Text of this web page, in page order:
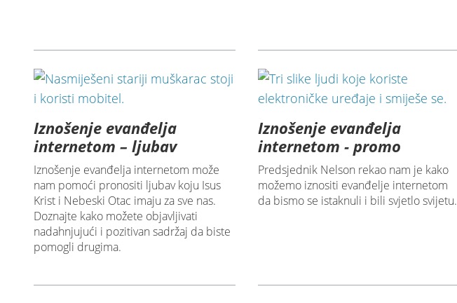
Iznošenje evanđelja
internetom – ljubav
Iznošenje evanđelja internetom može
nam pomoći pronositi ljubav koju Isus
Krist i Nebeski Otac imaju za sve nas.
Doznajte kako možete objavljivati
nadahnjujući i pozitivan sadržaj da biste
pomogli drugima.
Iznošenje evanđelja
internetom - promo
Predsjednik Nelson rekao nam je kako
možemo iznositi evanđelje internetom
da bismo se istaknuli i bili svjetlo svijetu.